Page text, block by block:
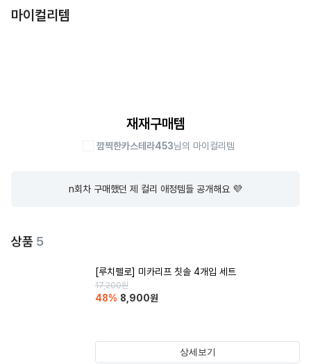
마이컬리템
재재구매템
깜찍한카스테라453님의 마이컬리템
n회차 구매했던 제 컬리 애정템들 공개해요 💜
상품 5
[루치펠로] 미카리프 칫솔 4개입 세트
17,200원
48% 8,900원
상세보기